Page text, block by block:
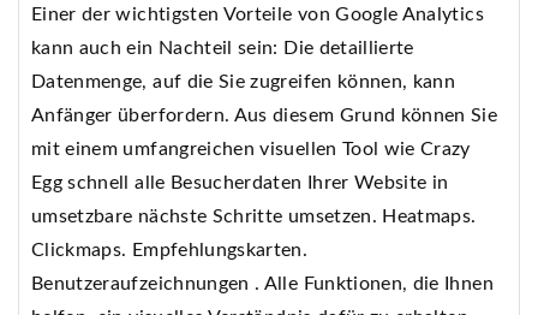
Einer der wichtigsten Vorteile von Google Analytics
kann auch ein Nachteil sein: Die detaillierte
Datenmenge, auf die Sie zugreifen können, kann
Anfänger überfordern. Aus diesem Grund können Sie
mit einem umfangreichen visuellen Tool wie Crazy
Egg schnell alle Besucherdaten Ihrer Website in
umsetzbare nächste Schritte umsetzen. Heatmaps.
Clickmaps. Empfehlungskarten.
Benutzeraufzeichnungen . Alle Funktionen, die Ihnen